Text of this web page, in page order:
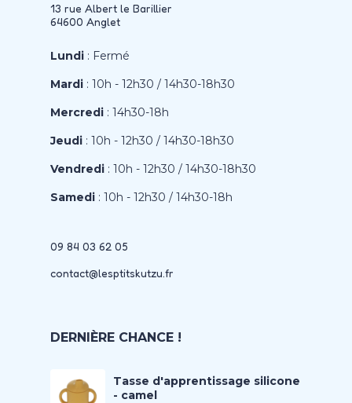
13 rue Albert le Barillier
64600 Anglet
Lundi : Fermé
Mardi : 10h - 12h30 / 14h30-18h30
Mercredi : 14h30-18h
Jeudi : 10h - 12h30 / 14h30-18h30
Vendredi : 10h - 12h30 / 14h30-18h30
Samedi : 10h - 12h30 / 14h30-18h
09 84 03 62 05
contact@lesptitskutzu.fr
DERNIÈRE CHANCE !
Tasse d'apprentissage silicone
- camel